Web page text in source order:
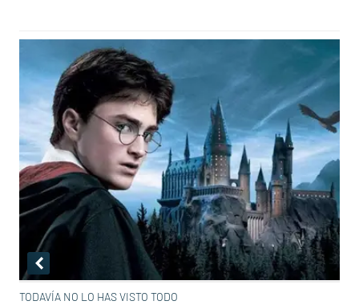
TODAVÍA NO LO HAS VISTO TODO